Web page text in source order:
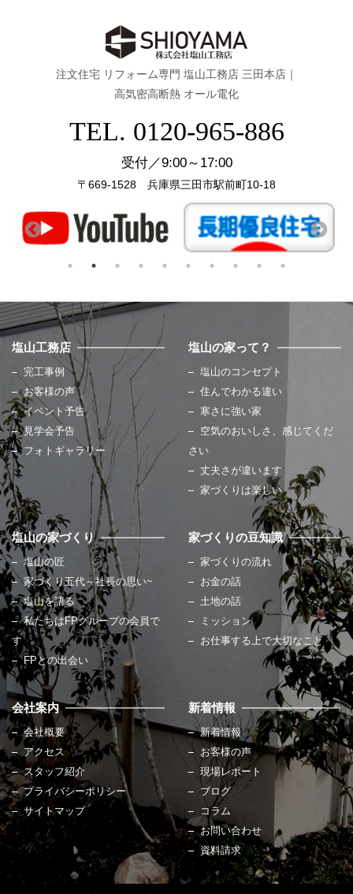
注文住宅 リフォーム専門 塩山工務店 三田本店｜
高気密高断熱 オール電化
TEL. 0120-965-886
受付／9:00～17:00
〒669-1528 兵庫県三田市駅前町10-18
塩山工務店
完工事例
お客様の声
イベント予告
見学会予告
フォトギャラリー
塩山の家って？
塩山のコンセプト
住んでわかる違い
寒さに強い家
空気のおいしさ、感じてくだ
さい
丈夫さが違います
家づくりは楽しい
塩山の家づくり
塩山の匠
家づくり五代～社長の思い~
塩山を語る
私たちはFPグループの会員で
す
FPとの出会い
家づくりの豆知識
家づくりの流れ
お金の話
土地の話
ミッション
お仕事する上で大切なこと
会社案内
会社概要
アクセス
スタッフ紹介
プライバシーポリシー
サイトマップ
新着情報
新着情報
お客様の声
現場レポート
ブログ
コラム
お問い合わせ
資料請求